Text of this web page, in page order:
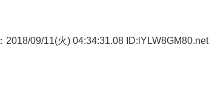
：2018/09/11(火) 04:34:31.08 ID:lYLW8GM80.net